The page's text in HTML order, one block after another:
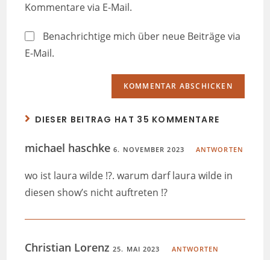
Kommentare via E-Mail.
Benachrichtige mich über neue Beiträge via
E-Mail.
DIESER BEITRAG HAT 35 KOMMENTARE
michael haschke6. NOVEMBER 2023 ANTWORTEN
wo ist laura wilde !?. warum darf laura wilde in
diesen show’s nicht auftreten !?
Christian Lorenz25. MAI 2023 ANTWORTEN